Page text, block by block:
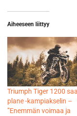
Aiheeseen liittyy
Triumph Tiger 1200
plane -kampiakselin –
”Enemmän voimaa ja